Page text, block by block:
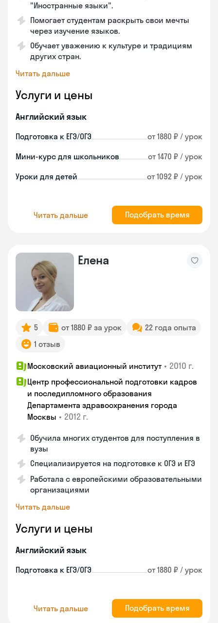
"Иностранные языки".
Помогает студентам раскрыть свои мечты
через изучение языков.
Обучает уважению к культуре и традициям
других стран.
Читать дальше
Услуги и цены
Английский язык
Подготовка к ЕГЭ/ОГЭ от 1880 ₽ / урок
Мини-курс для школьников от 1470 ₽ / урок
Уроки для детей от 1092 ₽ / урок
Читать дальше Подобрать время
Елена
5 от 1880 ₽ за урок
22 года опыта
1 отзыв
Московский авиационный институт • 2010 г.
Центр профессиональной подготовки кадров
и последипломного образования
Департамента здравоохранения города
Москвы • 2012 г.
Обучила многих студентов для поступления в
вузы
Специализируется на подготовке к ОГЭ и ЕГЭ
Работала с европейскими образовательными
организациями
Читать дальше
Услуги и цены
Английский язык
Подготовка к ЕГЭ/ОГЭ от 1880 ₽ / урок
Читать дальше Подобрать время